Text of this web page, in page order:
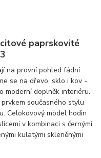
paprskovité
na provní pohled fádní
se na dřevo, sklo i kov -
moderní doplněk interiéru.
současného stylu
Celokovový model hodin
v kombinaci s černými
kulatými skleněnými